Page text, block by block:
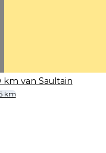
km van Saultain
km